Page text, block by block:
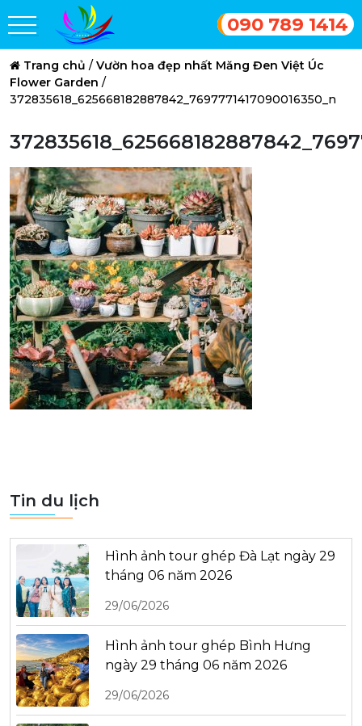
090 789 1414
Trang chủ / Vườn hoa đẹp nhất Măng Đen Việt Úc
Flower Garden /
372835618_625668182887842_7697771417090016350_n
Tin du lịch
Hình ảnh tour ghép Đà Lạt ngày 29
tháng 06 năm 2026
29/06/2026
Hình ảnh tour ghép Bình Hưng
ngày 29 tháng 06 năm 2026
29/06/2026